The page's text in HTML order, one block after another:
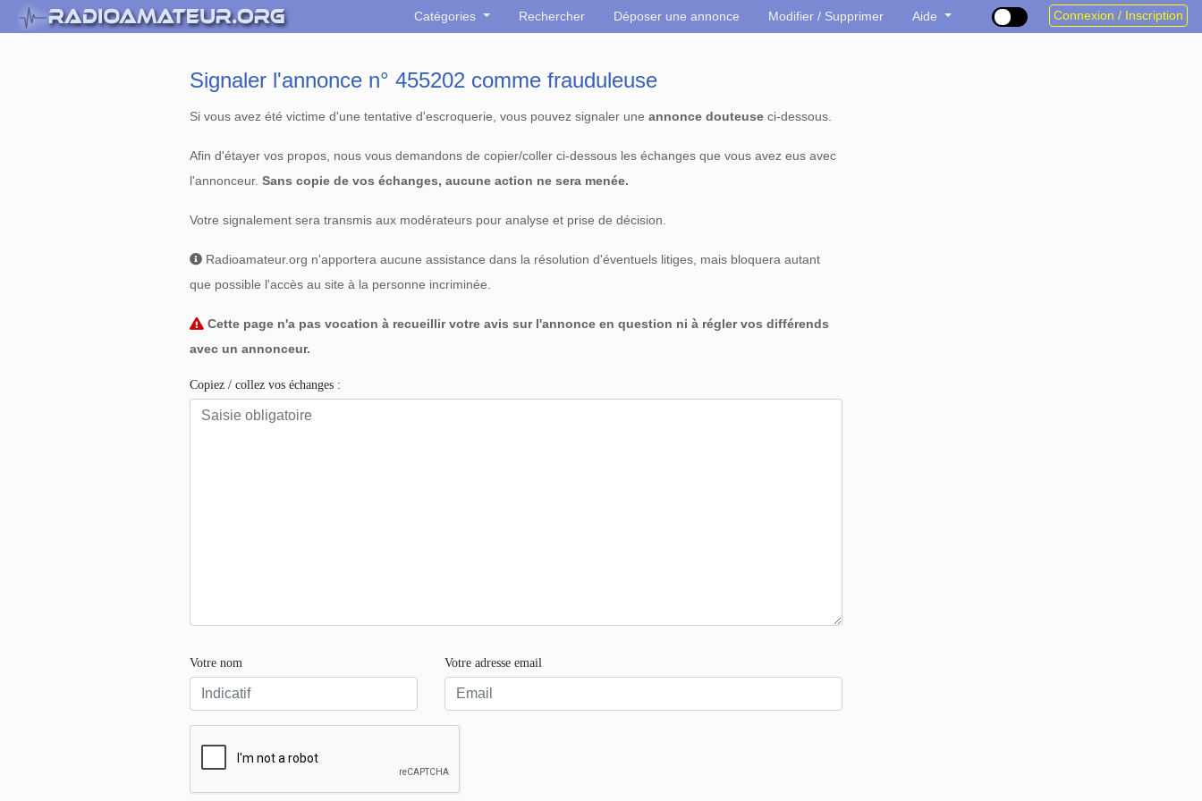
Catégories Rechercher Déposer une annonce Modifier / Supprimer Aide Connexion / Inscription
Signaler l'annonce n° 455202 comme frauduleuse
Si vous avez été victime d'une tentative d'escroquerie, vous pouvez signaler une annonce douteuse ci-dessous.
Afin d'étayer vos propos, nous vous demandons de copier/coller ci-dessous les échanges que vous avez eus avec
l'annonceur. Sans copie de vos échanges, aucune action ne sera menée.
Votre signalement sera transmis aux modérateurs pour analyse et prise de décision.
Radioamateur.org n'apportera aucune assistance dans la résolution d'éventuels litiges, mais bloquera autant
que possible l'accès au site à la personne incriminée.
Cette page n'a pas vocation à recueillir votre avis sur l'annonce en question ni à régler vos différends
avec un annonceur.
Copiez / collez vos échanges :
Votre nom Votre adresse email